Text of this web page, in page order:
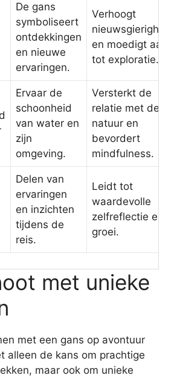
De gans
symboliseert
ontdekkingen
en nieuwe
ervaringen.
Verhoogt
nieuwsgierigheid
en moedigt aan
tot exploratie.
Ervaar de
schoonheid
van water en
zijn
omgeving.
Versterkt de
relatie met de
natuur en
bevordert
mindfulness.
Delen van
ervaringen
en inzichten
tijdens de
reis.
Leidt tot
waardevolle
zelfreflectie en
groei.
met unieke
met een gans op avontuur
alleen de kans om prachtige
maar ook om unieke